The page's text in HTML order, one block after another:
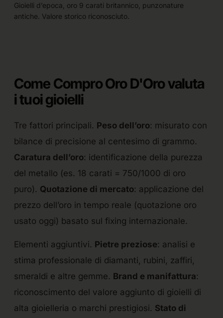
Gioielli d’epoca, oro 9 carati britannico, punzonature
antiche. Valore storico riconosciuto.
Come Compro Oro D'Oro valuta
i tuoi gioielli
Tre fattori principali. Peso dell’oro: misurato con
bilance di precisione al centesimo di grammo.
Caratura dell’oro: identificazione della purezza
del metallo (es. 18 carati = 750/1000 di oro
puro). Quotazione di mercato: applicazione del
prezzo dell’oro in tempo reale (quotazione oro
usato oggi) basato sul fixing internazionale.
Elementi aggiuntivi. Pietre preziose: analisi e
stima professionale di diamanti, rubini, zaffiri,
smeraldi e altre gemme. Brand e manifattura:
riconoscimento del valore aggiunto di gioielli di
alta gioielleria o marchi prestigiosi. Stato di